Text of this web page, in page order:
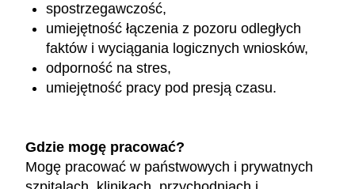
spostrzegawczość,
umiejętność łączenia z pozoru odległych
faktów i wyciągania logicznych wniosków,
odporność na stres,
umiejętność pracy pod presją czasu.
Gdzie mogę pracować?
Mogę pracować w państwowych i prywatnych